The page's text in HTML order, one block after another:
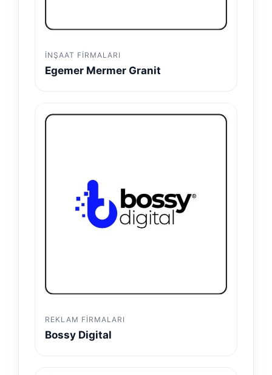
İNŞAAT FIRMALARI
Egemer Mermer Granit
REKLAM FIRMALARI
Bossy Digital